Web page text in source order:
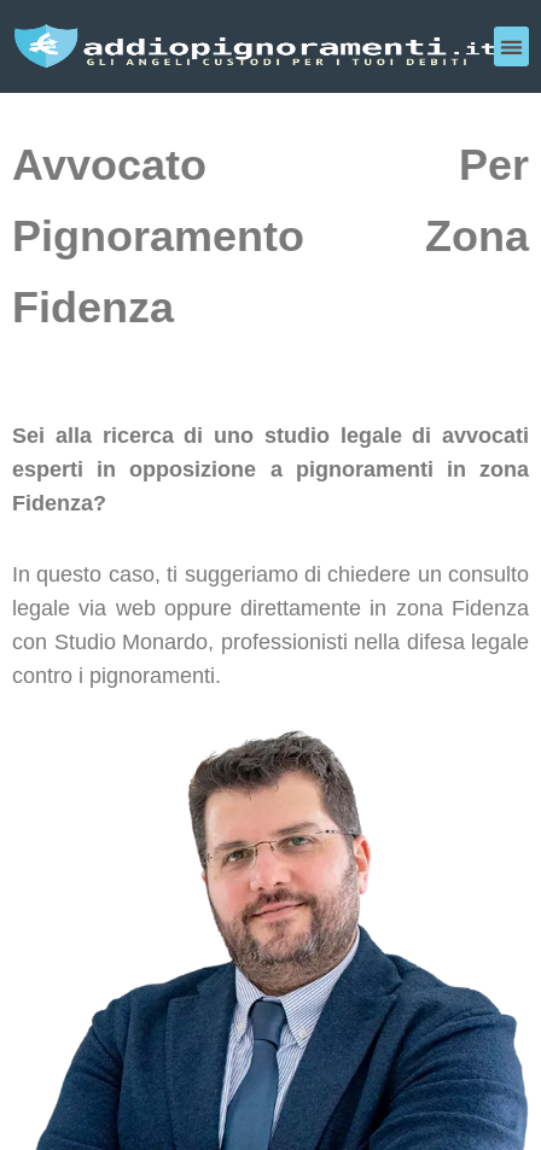
Avvocato Per
Pignoramento Zona
Fidenza
Sei alla ricerca di uno studio legale di avvocati
esperti in opposizione a pignoramenti in zona
Fidenza?
In questo caso, ti suggeriamo di chiedere un consulto
legale via web oppure direttamente in zona Fidenza
con Studio Monardo, professionisti nella difesa legale
contro i pignoramenti.